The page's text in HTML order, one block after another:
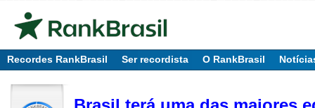
Recordes RankBrasil Ser recordista O RankBrasil